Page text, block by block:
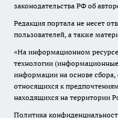
законодательства РФ об
Редакция портала не несет
пользователей, а также
«На информационном
технологии
информации на основе сбора,
относящихся к
находящихся на территории
Политика